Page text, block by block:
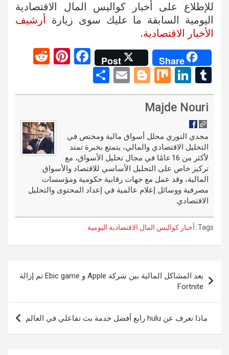
للإطلاع على أخبار كواليس المال الاقتصادية
اليومية السابقة ما عليك سوى زيارة أرشيف
الأخبار الاقتصادية.
Share
Post
F
ce
o
k
Pi
er
t
d
t
T
u
m
bl
r
Li
n
ke
n
M
ix
Bl
o
er
E
m
h
Majde Nouri
مجدي النوري محلل أسواق مالية ومختص في
التحليل الاقتصادي والمالي، يتمتع بخبرة تمتد
لأكثر من 16 عامًا في مجال تحليل الأسواق، مع
تركيز خاص على التحليل الأساسي للاقتصاد والأسواق
المالية، وقد عمل مع جهات رقابية حكومية ومؤسسات
مصرفية ووسائل إعلام عالمية في إعداد المحتوى والتحليل
الاقتصادي.
Tags: أخبار كواليس المال الاقتصادية اليومية
المقالات
بعد المشاكل المالية بين شركة Apple و Ebic game تم إزالة
Fortnite
ماذا تعرف عن hulu رابع أفضل خدمة بث تفاعلي في العالم